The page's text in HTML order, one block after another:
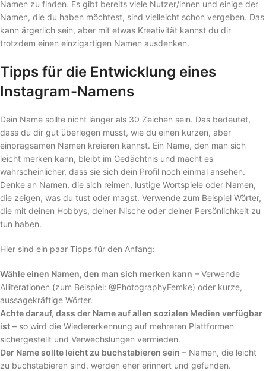
Namen zu finden. Es gibt bereits viele Nutzer/innen und einige der
Namen, die du haben möchtest, sind vielleicht schon vergeben. Das
kann ärgerlich sein, aber mit etwas Kreativität kannst du dir
trotzdem einen einzigartigen Namen ausdenken.
Tipps für die Entwicklung eines
Instagram-Namens
Dein Name sollte nicht länger als 30 Zeichen sein. Das bedeutet,
dass du dir gut überlegen musst, wie du einen kurzen, aber
einprägsamen Namen kreieren kannst. Ein Name, den man sich
leicht merken kann, bleibt im Gedächtnis und macht es
wahrscheinlicher, dass sie sich dein Profil noch einmal ansehen.
Denke an Namen, die sich reimen, lustige Wortspiele oder Namen,
die zeigen, was du tust oder magst. Verwende zum Beispiel Wörter,
die mit deinen Hobbys, deiner Nische oder deiner Persönlichkeit zu
tun haben.
Hier sind ein paar Tipps für den Anfang:
Wähle einen Namen, den man sich merken kann – Verwende
Alliterationen (zum Beispiel: @PhotographyFemke) oder kurze,
aussagekräftige Wörter.
Achte darauf, dass der Name auf allen sozialen Medien verfügbar
ist – so wird die Wiedererkennung auf mehreren Plattformen
sichergestellt und Verwechslungen vermieden.
Der Name sollte leicht zu buchstabieren sein – Namen, die leicht
zu buchstabieren sind, werden eher erinnert und gefunden.